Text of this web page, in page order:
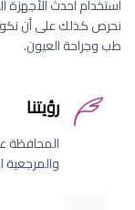
استخدام أحدث
نحرص كذلك على أن
طب وجراحة العيون.
رؤيتنا
المحافظة
والمرجعية